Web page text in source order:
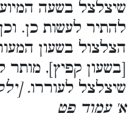
שיצלצל בשעה
להתיר לעשות כן.
הצלצול בשעון
[בשעון קפיץ],
שיצלצל לעוררו.
א' עמוד פט